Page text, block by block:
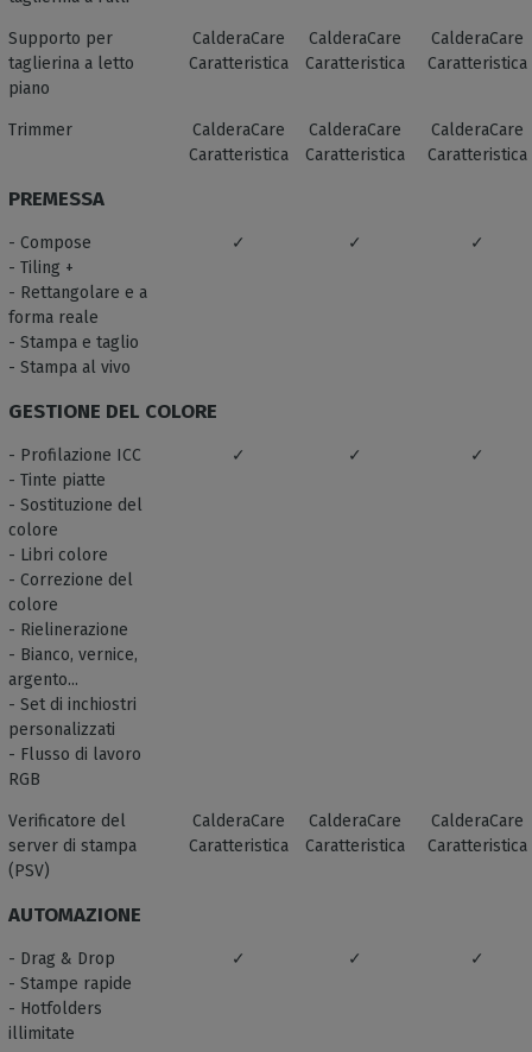
Supporto per
taglierina a letto
piano
CalderaCare
Caratteristica
CalderaCare
Caratteristica
CalderaCare
Caratteristica
Trimmer
CalderaCare
Caratteristica
CalderaCare
Caratteristica
CalderaCare
Caratteristica
PREMESSA
- Compose
- Tiling +
- Rettangolare e a
forma reale
- Stampa e taglio
- Stampa al vivo
✓ ✓ ✓
GESTIONE DEL COLORE
- Profilazione ICC
- Tinte piatte
- Sostituzione del
colore
- Libri colore
- Correzione del
colore
- Rielinerazione
- Bianco, vernice,
argento...
- Set di inchiostri
personalizzati
- Flusso di lavoro
RGB
✓ ✓ ✓
Verificatore del
server di stampa
(PSV)
CalderaCare
Caratteristica
CalderaCare
Caratteristica
CalderaCare
Caratteristica
AUTOMAZIONE
- Drag & Drop
- Stampe rapide
- Hotfolders
illimitate
✓ ✓ ✓